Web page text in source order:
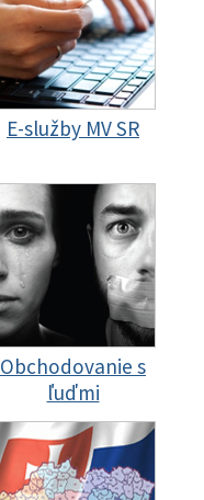
E-služby MV SR
Obchodovanie s
ľuďmi